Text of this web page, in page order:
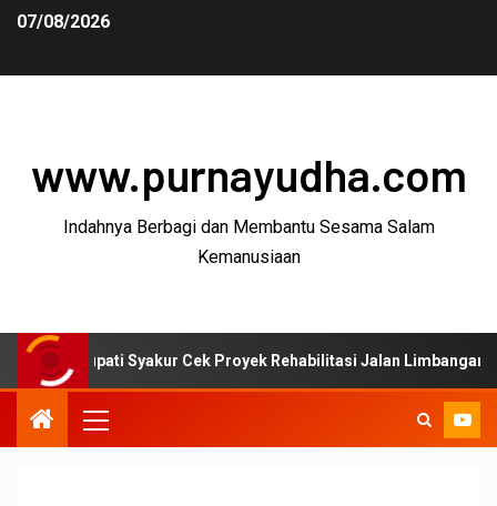
07/08/2026
www.purnayudha.com
Indahnya Berbagi dan Membantu Sesama Salam
Kemanusiaan
Syakur Cek Proyek Rehabilitasi Jalan Limbangan–Selaawi